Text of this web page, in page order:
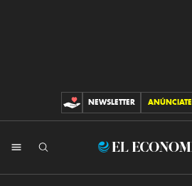
CONTRIBUCIONES
NEWSLETTER ANÚNCIATE
El